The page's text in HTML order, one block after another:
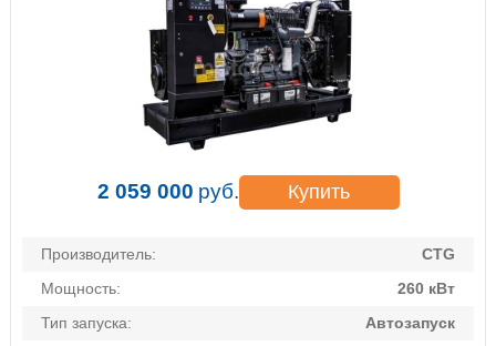
2 059 000 руб. Купить
Производитель:
CTG
Мощность:
260 кВт
Тип запуска:
Автозапуск